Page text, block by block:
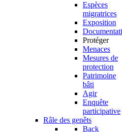
Espèces
migratrices
Exposition
Protéger
Menaces
Mesures de
protection
Patrimoine
bâti
Agir
Enquête
participative
Râle des genêts
Back